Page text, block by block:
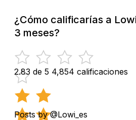
¿Cómo calificarías a
3 meses?
2.83 de 5 4,854 calificaciones
Posts by @Lowi_es